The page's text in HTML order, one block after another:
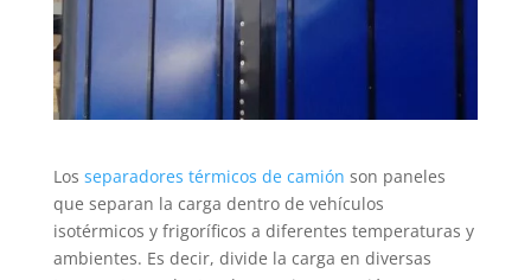
Los separadores térmicos de camión son paneles
que separan la carga dentro de vehículos
isotérmicos y frigoríficos a diferentes temperaturas y
ambientes. Es decir, divide la carga en diversas